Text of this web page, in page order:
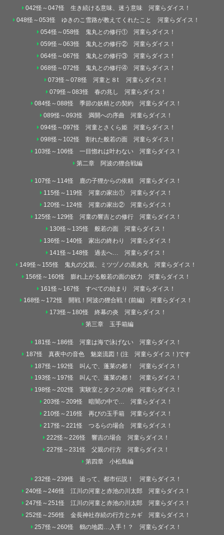
042怪～047怪 生き続ける意味、迷う意味 河童らダイス！
048怪～053怪 ゆきのこ雪路が教えてくれたこと 河童らダイス！
054怪～058怪 鬼丸との修行① 河童らダイス！
059怪～063怪 鬼丸との修行② 河童らダイス！
064怪～067怪 鬼丸との修行③ 河童らダイス！
068怪～072怪 鬼丸との修行④ 河童らダイス！
073怪～078怪 河童と８t 河童らダイス！
079怪～083怪 春の兆し 河童らダイス！
084怪～088怪 季節の妖精との契約 河童らダイス！
089怪～093怪 満開への序曲 河童らダイス！
094怪～097怪 河童とさくら姫 河童らダイス！
098怪～102怪 割れた般若の面 河童らダイス！
103怪～106怪 一目惚れは叶わない 河童らダイス！
第二章 阿波の狸合戦編
107怪～114怪 鹿の子狸からの依頼 河童らダイス！
115怪～119怪 河童の家出① 河童らダイス！
120怪～124怪 河童の家出② 河童らダイス！
125怪～129怪 河童の響吉との修行 河童らダイス！
130怪～135怪 般若の面 河童らダイス！
136怪～140怪 家出の終わり 河童らダイス！
141怪～148怪 過去へ… 河童らダイス！
149怪～155怪 鬼丸の父親、ミツヅノの黒炎丸 河童らダイス！
156怪～160怪 膨れ上がる般若の面の妖力 河童らダイス！
161怪～167怪 すべての始まり 河童らダイス！
168怪～172怪 開戦！阿波の狸合戦！(前編) 河童らダイス！
173怪～180怪 終幕の炎 河童らダイス！
第三章 玉手箱編
181怪～186怪 河童は海で泳げない 河童らダイス！
187怪 真夜中の音色 魅楽流図！(注 河童らダイス！)です
187怪～192怪 叫んで、蓬莱の都！ 河童らダイス！
193怪～197怪 叫んで、蓬莱の都！ 河童らダイス！
198怪～202怪 実験室とタクスの粉 河童らダイス！
203怪～209怪 暗闇の中で… 河童らダイス！
210怪～216怪 再びの玉手箱 河童らダイス！
217怪～221怪 つるらの場合 河童らダイス！
222怪～226怪 響吉の場合 河童らダイス！
227怪～231怪 父親の行方 河童らダイス！
第四章 小松島編
232怪～239怪 追って、都市伝説！ 河童らダイス！
240怪～246怪 江川の河童と赤池の川太郎 河童らダイス！
247怪～251怪 江川の河童と赤池の川太郎 河童らダイス！
252怪～256怪 金長神社存続の行方とカギ 河童らダイス！
257怪～260怪 鶴の地図…入手！？ 河童らダイス！